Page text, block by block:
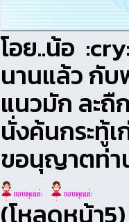
โอย..น้อ
นานแล้ว กับ
แนวมัก ละถื
นั่งค้นกระทู้
ขอนุญาตท่า